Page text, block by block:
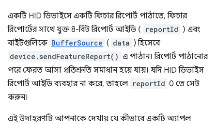
একটি HID ডিভাইসে একটি ফিচার রিপোর্ট পাঠাতে, ফিচার
রিপোর্টের সাথে যুক্ত 8-বিট রিপোর্ট আইডি (
reportId ) এবং
বাইটগুলিকে BufferSource ( data ) হিসেবে
device.sendFeatureReport() এ পাঠান। রিপোর্ট পাঠানোর
পরে ফেরত আসা প্রতিশ্রুতি সমাধান হয়ে যায়। যদি HID ডিভাইস
রিপোর্ট আইডি ব্যবহার না করে, তাহলে reportId 0 তে সেট
করুন।
এই উদাহরণটি আপনাকে দেখায় যে কীভাবে একটি অ্যাপল